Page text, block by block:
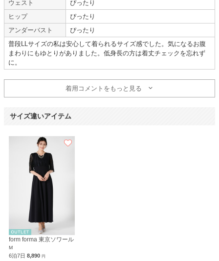
niana
とても満足です
丈 :
くるぶし
もっと早くに知っていれば良かったなあーと思いました。
また、この様な機会があった時にはお世話になりたいと思います。
【一緒に注文した商品】
PREFERENCE
PARTY'S
ウェスト
ぴったり
ヒップ
ぴったり
アンダーバスト
ぴったり
普段LLサイズの私は安心して着られるサイズ感でした。気になるお腹
まわりにもゆとりがありました。低身長の方は着丈チェックを忘れず
に。
着用コメントをもっと見る
サイズ違いアイテム
form forma 東京ソワール
M
6泊7日 8,890 円